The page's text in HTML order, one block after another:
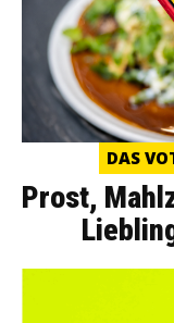
DAS
Prost,